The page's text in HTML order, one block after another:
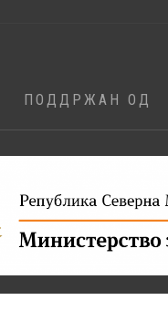
ПОДДРЖАН ОД